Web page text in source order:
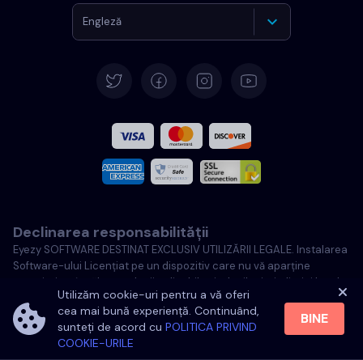
Utilizăm cookie-uri pentru a vă oferi
cea mai bună experiență. Continuând,
sunteți de acord cu POLITICA PRIVIND
COOKIE-URILE
BINE
Engleză
Français
Italiană
Portugheză
Türkçe
Poloneză
Declinarea responsabilității
Eyezy SOFTWARE DESTINAT EXCLUSIV UTILIZĂRII LEGALE. Instalarea
Software-ului Licențiat pe un dispozitiv care nu vă aparține
constituie o încălcare a legii aplicabile și a legilor jurisdicției locale.
Legea impune, în general, să notificați proprietarii dispozitivelor pe
care intenționați să instalați Software-ul Licențiat. Încălcarea
acestei cerințe poate duce la aplicarea de sancțiuni pecuniare și
penale severe asupra contravenientului. Înainte de a instala și